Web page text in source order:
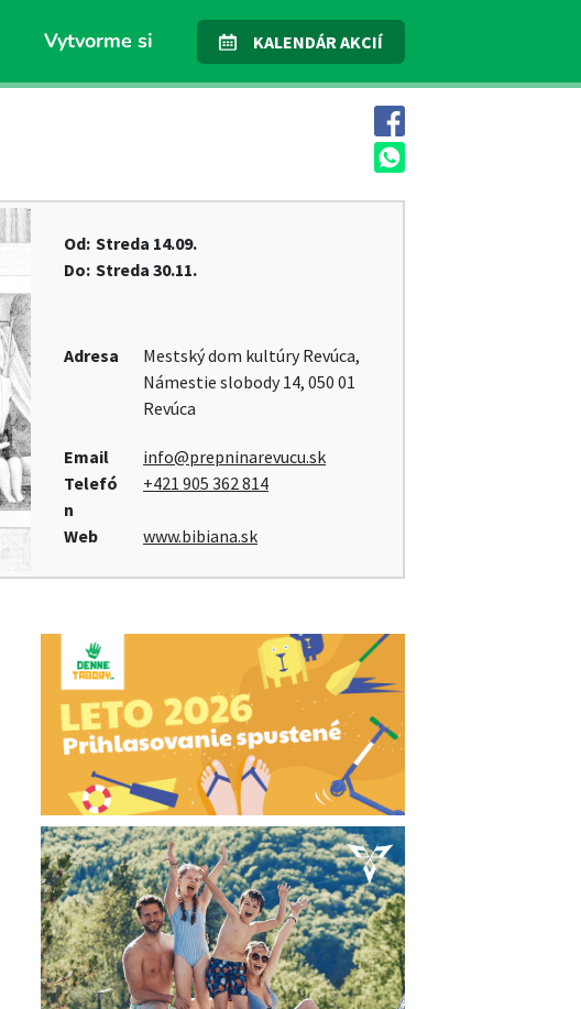
Vytvorme si KALENDÁR AKCIÍ
Od: Streda 14.09.
Do: Streda 30.11.
Adresa
Mestský dom kultúry Revúca,
Námestie slobody 14, 050 01
Revúca
Email
info@prepninarevucu.sk
Telefó
n
+421 905 362 814
Web www.bibiana.sk